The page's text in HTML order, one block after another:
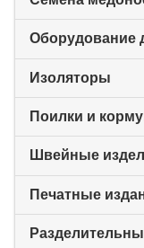
Оборудование
Изоляторы
Поилки и
Швейные
Печатные